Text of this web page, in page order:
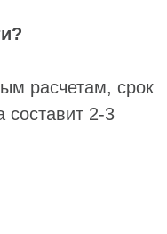
расчетам, срок
составит 2-3